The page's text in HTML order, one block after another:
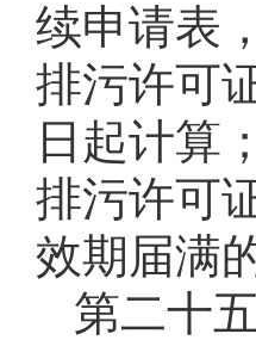
续申请表
排污许可
日起计算
排污许可
效期届满
第二十